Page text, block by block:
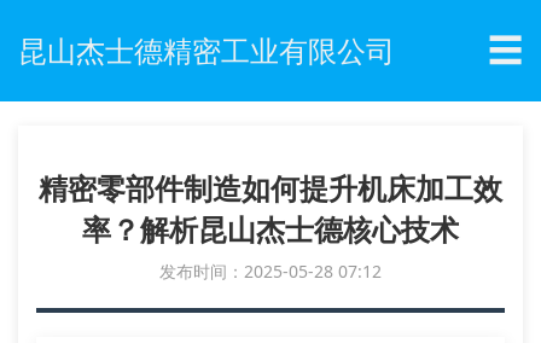
昆山杰士德精密工业有限公司 ☰
精密零部件制造如何提升机床加工效
率？解析昆山杰士德核心技术
发布时间：2025-05-28 07:12